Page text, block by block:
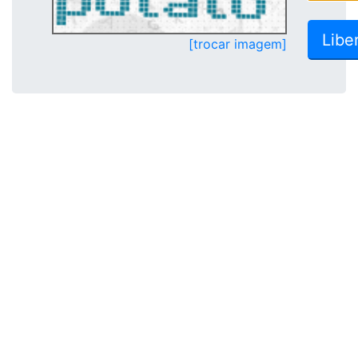
[trocar imagem]